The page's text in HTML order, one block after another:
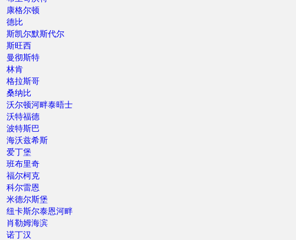
康格尔顿
德比
斯凯尔默斯代尔
斯旺西
曼彻斯特
林肯
格拉斯哥
桑纳比
沃尔顿河畔泰晤士
沃特福德
波特斯巴
海沃兹希斯
爱丁堡
班布里奇
福尔柯克
科尔雷恩
米德尔斯堡
纽卡斯尔泰恩河畔
肖勒姆海滨
诺丁汉